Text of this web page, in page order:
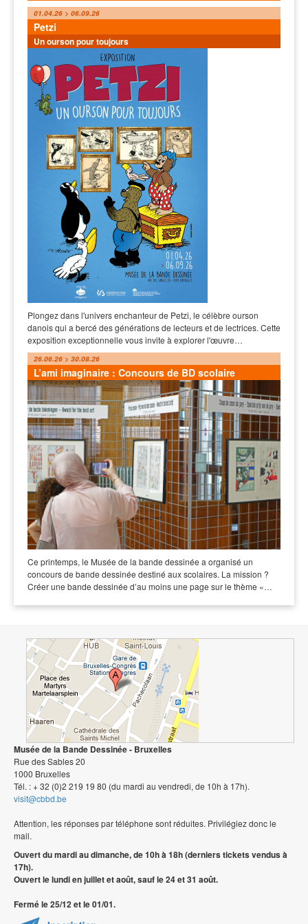
01.04.26 > 06.09.26
Petzi
Un ourson pour toujours
Plongez dans l'univers enchanteur de Petzi, le célèbre ourson
danois qui a bercé des générations de lecteurs et de lectrices. Cette
exposition exceptionnelle vous invite à explorer l'œuvre…
26.06.26 > 30.08.26
L’ami imaginaire : Concours de BD scolaire
Ce printemps, le Musée de la bande dessinée a organisé un
concours de bande dessinée destiné aux scolaires. La mission ?
Créer une bande dessinée d’au moins une page sur le thème «…
Musée de la Bande Dessinée - Bruxelles
Rue des Sables 20
1000 Bruxelles
Tél. : + 32 (0)2 219 19 80 (du mardi au vendredi, de 10h à 17h).
visit@cbbd.be
Attention, les réponses par téléphone sont réduites. Privilégiez donc le
mail.
Ouvert du mardi au dimanche, de 10h à 18h (derniers tickets vendus à
17h).
Ouvert le lundi en juillet et août, sauf le 24 et 31 août.
Fermé le 25/12 et le 01/01.